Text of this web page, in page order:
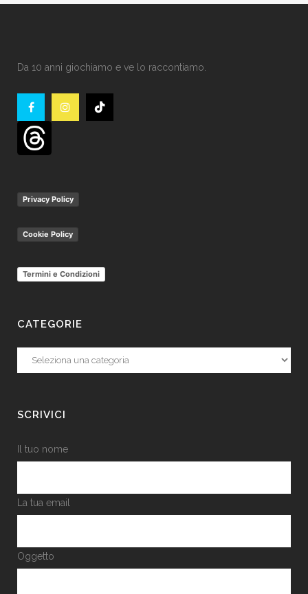
Da 10 anni giochiamo e ve lo raccontiamo.
Privacy Policy
Cookie Policy
Termini e Condizioni
CATEGORIE
Categorie
SCRIVICI
Il tuo nome
La tua email
Oggetto